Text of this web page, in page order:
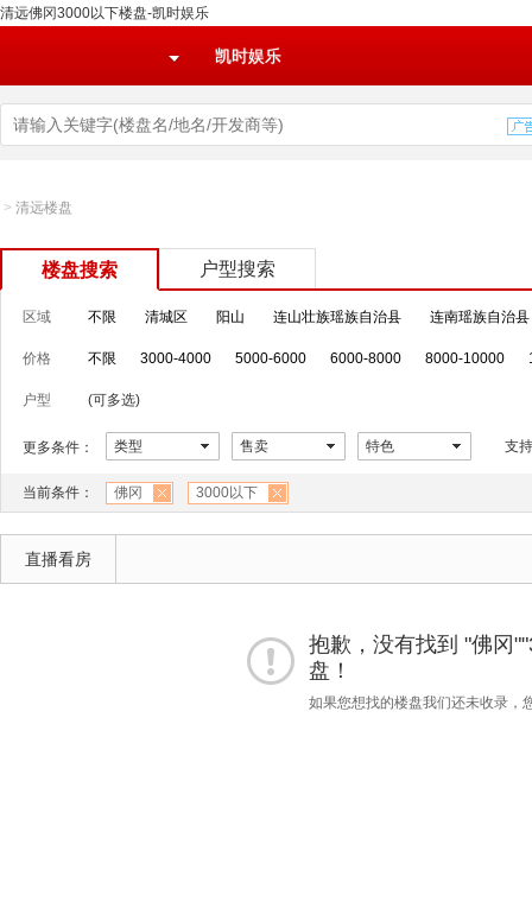
清远佛冈3000以下楼盘-凯时娱乐
凯时娱乐
> 清远楼盘
楼盘搜索 户型搜索
区域 不限 清城区 阳山 连山壮族瑶族自治县 连南瑶族自治县
价格 不限 3000-4000 5000-6000 6000-8000 8000-10000
户型 (可多选)
更多条件： 类型 售卖 特色 支
当前条件： 佛冈 3000以下
直播看房
抱歉，没有找到 "佛冈
盘！
如果您想找的楼盘我们还未收录，